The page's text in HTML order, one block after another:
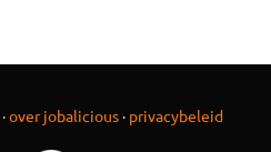
·over jobalicious · privacybeleid